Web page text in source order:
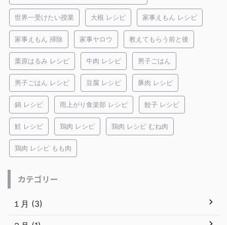
世界一受けたい授業 大根 レシピ 家事えもん レシピ
家事えもん 掃除 家事ヤロウ 教えてもらう前と後
栗原はるみ レシピ 牛肉 レシピ 男子ごはん
男子ごはん レシピ 豆腐 レシピ 豚肉 レシピ
鍋 レシピ 雨上がり食楽部 レシピ 餃子 レシピ
鮭 レシピ 鶏肉 レシピ 鶏肉 レシピ むね肉
鶏肉 レシピ もも肉
カテゴリー
１月 (3)